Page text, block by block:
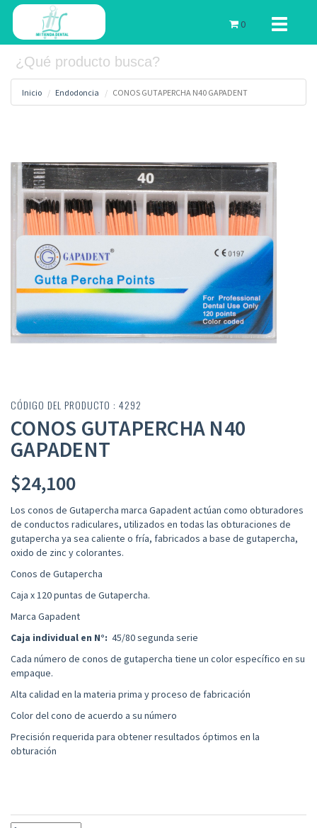
Toggle
0
Inicio Endodoncia CONOS GUTAPERCHA N40 GAPADENT
CÓDIGO DEL PRODUCTO : 4292
CONOS GUTAPERCHA N40
GAPADENT
$24,100
Los conos de Gutapercha marca Gapadent actúan como obturadores
de conductos radiculares, utilizados en todas las obturaciones de
gutapercha ya sea caliente o fría, fabricados a base de gutapercha,
oxido de zinc y colorantes.
Conos de Gutapercha
Caja x 120 puntas de Gutapercha.
Marca Gapadent
Caja individual en N°: 45/80 segunda serie
Cada número de conos de gutapercha tiene un color específico en su
empaque.
Alta calidad en la materia prima y proceso de fabricación
Color del cono de acuerdo a su número
Precisión requerida para obtener resultados óptimos en la
obturación